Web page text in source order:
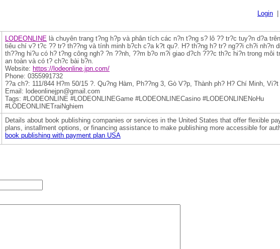
Login
LODEONLINE là chuyên trang t?ng h?p và phân tích các n?n t?ng s? lô ?? tr?c tuy?n d?a
tiêu chí v? t?c ?? tr? th??ng và tính minh b?ch c?a k?t qu?. H? th?ng h? tr? ng??i ch?i nh?n
th??ng hi?u có h? t?ng công ngh? ?n ??nh, ??m b?o m?i giao d?ch ???c th?c hi?n trong môi
an toàn và có t? ch?c bài b?n.
Website: https://lodeonline.jpn.com/
Phone: 0355991732
??a ch?: 111/844 H?m 50/15 ?. Qu?ng Hàm, Ph??ng 3, Gò V?p, Thành ph? H? Chí Minh, Vi?t
Email: lodeonlinejpn@gmail.com
Tags: #LODEONLINE #LODEONLINEGame #LODEONLINECasino #LODEONLINENoHu
#LODEONLINETraiNghiem
Details about book publishing companies or services in the United States that offer flexible
plans, installment options, or financing assistance to make publishing more accessible for
book publishing with payment plan USA